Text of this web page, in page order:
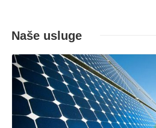
Naše usluge
Opširnije